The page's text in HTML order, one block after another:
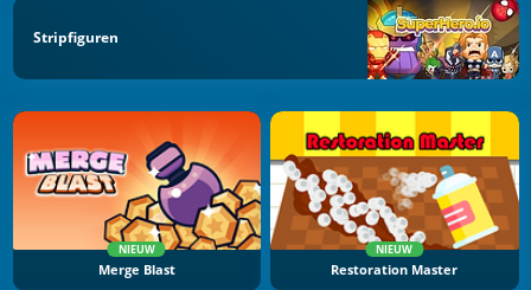
Stripfiguren
NIEUW
Merge Blast
NIEUW
Restoration Master